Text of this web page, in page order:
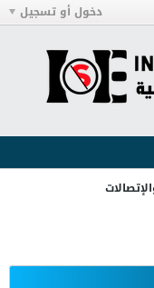
دخول أو تسجيل